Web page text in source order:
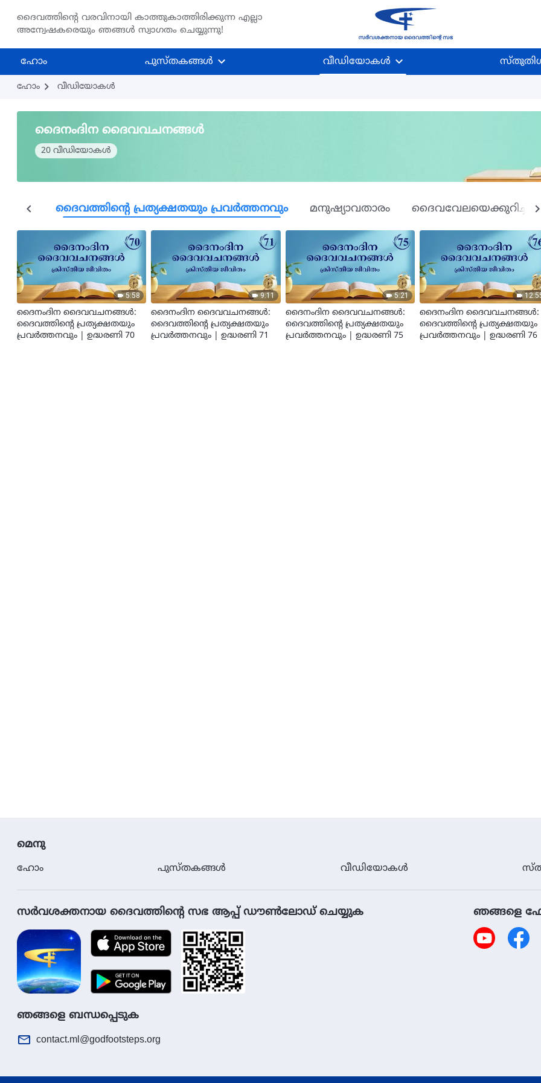
ദൈവത്തിന്‍റെ വരവിനായി കാത്തുകാത്തിരിക്കുന്ന എല്ലാ
അന്വേഷകരെയും ഞങ്ങൾ സ്വാഗതം ചെയ്യുന്നു!
ഹോം പുസ്തകങ്ങള്‍ വീഡിയോകള്‍
ഹോം വീഡിയോകള്‍
ദൈനംദിന ദൈവവചനങ്ങള്‍
20 വീഡിയോകള്‍
ദൈവത്തിന്‍റെ പ്രത്യക്ഷതയും പ്രവർത്തനവും മനുഷ്യാവതാരം ദൈവവേലയെക്കുറിച്ച്
5:58
ദൈനംദിന ദൈവവചനങ്ങള്‍:
ദൈവത്തിന്‍റെ പ്രത്യക്ഷതയും
പ്രവർത്തനവും | ഉദ്ധരണി 70
9:11
ദൈനംദിന ദൈവവചനങ്ങള്‍:
ദൈവത്തിന്‍റെ പ്രത്യക്ഷതയും
പ്രവർത്തനവും | ഉദ്ധരണി 71
5:21
ദൈനംദിന ദൈവവചനങ്ങള്‍:
ദൈവത്തിന്‍റെ പ്രത്യക്ഷതയും
പ്രവർത്തനവും | ഉദ്ധരണി 75
ദൈനംദിന ദൈവവചനങ്ങള്‍:
ദൈവത്തിന്‍റെ പ്രത്യക്ഷതയും
പ്രവർത്തനവും | ഉദ്ധരണി 76
മെനു
ഹോം പുസ്തകങ്ങള്‍ വീഡിയോകള്‍
സര്‍വശക്തനായ ദൈവത്തിൻ്റെ സഭ ആപ്പ് ഡൗൺലോഡ് ചെയ്യുക
ഞങ്ങളെ ബന്ധപ്പെടുക
contact.ml@godfootsteps.org
ഞങ്ങളെ